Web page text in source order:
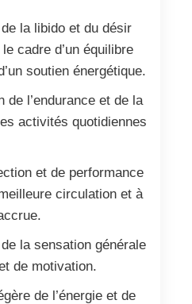
la libido et du désir
cadre d’un équilibre
soutien énergétique.
de l’endurance et de la
activités quotidiennes
et de performance
circulation et à
la sensation générale
de motivation.
de l’énergie et de